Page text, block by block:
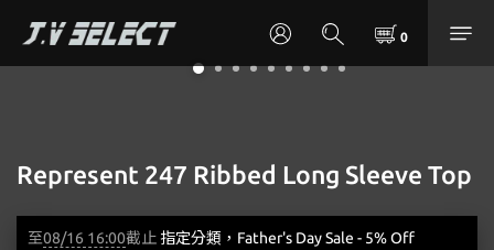
Represent 247 Ribbed Long Sleeve Top
至08/16 16:00截止 指定分類，Father's Day Sale - 5% Off